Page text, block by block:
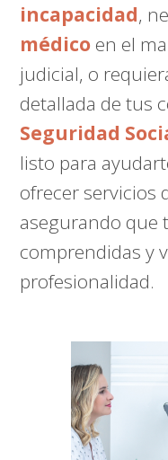
incapacidad,
médico en el
judicial, o
detallada de tus
Seguridad
listo para
ofrecer servicios
asegurando que
comprendidas y
profesionalidad.